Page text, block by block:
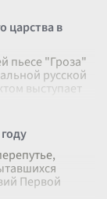
царства в
пьесе "Гроза"
русской
выступает
Первой